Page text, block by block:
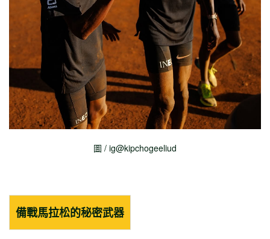
圖 / ig@kipchogeeliud
備戰馬拉松的秘密武器